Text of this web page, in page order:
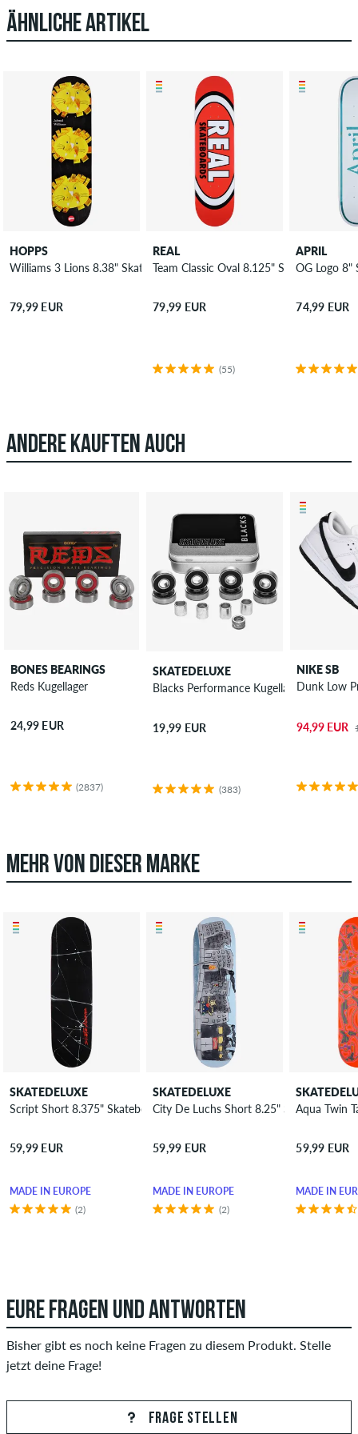
ÄHNLICHE ARTIKEL
HOPPS
Williams 3 Lions 8.38" Skateboard Deck
79,99 EUR
REAL
Team Classic Oval 8.125" Skateboard
79,99 EUR
(55)
APRIL
OG Logo 8"
74,99 EUR
ANDERE KAUFTEN AUCH
BONES BEARINGS
Reds Kugellager
24,99 EUR
(2837)
SKATEDELUXE
Blacks Performance Kugellager
19,99 EUR
(383)
NIKE SB
Dunk Low
94,99 EUR
MEHR VON DIESER MARKE
SKATEDELUXE
Script Short 8.375" Skateboard Deck
59,99 EUR
MADE IN EUROPE
(2)
SKATEDELUXE
City De Luchs Short 8.25" Skateboard
59,99 EUR
MADE IN EUROPE
(2)
Aqua Twin
59,99 EUR
MADE IN
EURE FRAGEN UND ANTWORTEN
Bisher gibt es noch keine Fragen zu diesem Produkt. Stelle
jetzt deine Frage!
FRAGE STELLEN